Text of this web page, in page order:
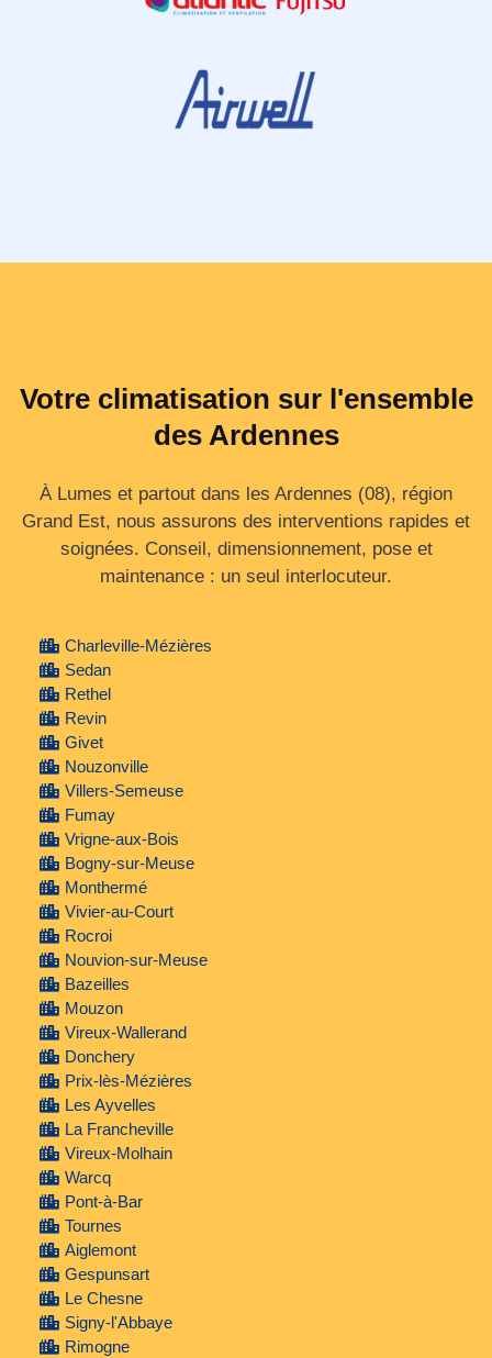
Votre climatisation sur l'ensemble
des Ardennes
À Lumes et partout dans les Ardennes (08), région
Grand Est, nous assurons des interventions rapides et
soignées. Conseil, dimensionnement, pose et
maintenance : un seul interlocuteur.
Charleville-Mézières
Sedan
Rethel
Revin
Givet
Nouzonville
Villers-Semeuse
Fumay
Vrigne-aux-Bois
Bogny-sur-Meuse
Monthermé
Vivier-au-Court
Rocroi
Nouvion-sur-Meuse
Bazeilles
Mouzon
Vireux-Wallerand
Donchery
Prix-lès-Mézières
Les Ayvelles
La Francheville
Vireux-Molhain
Warcq
Pont-à-Bar
Tournes
Aiglemont
Gespunsart
Le Chesne
Signy-l'Abbaye
Rimogne